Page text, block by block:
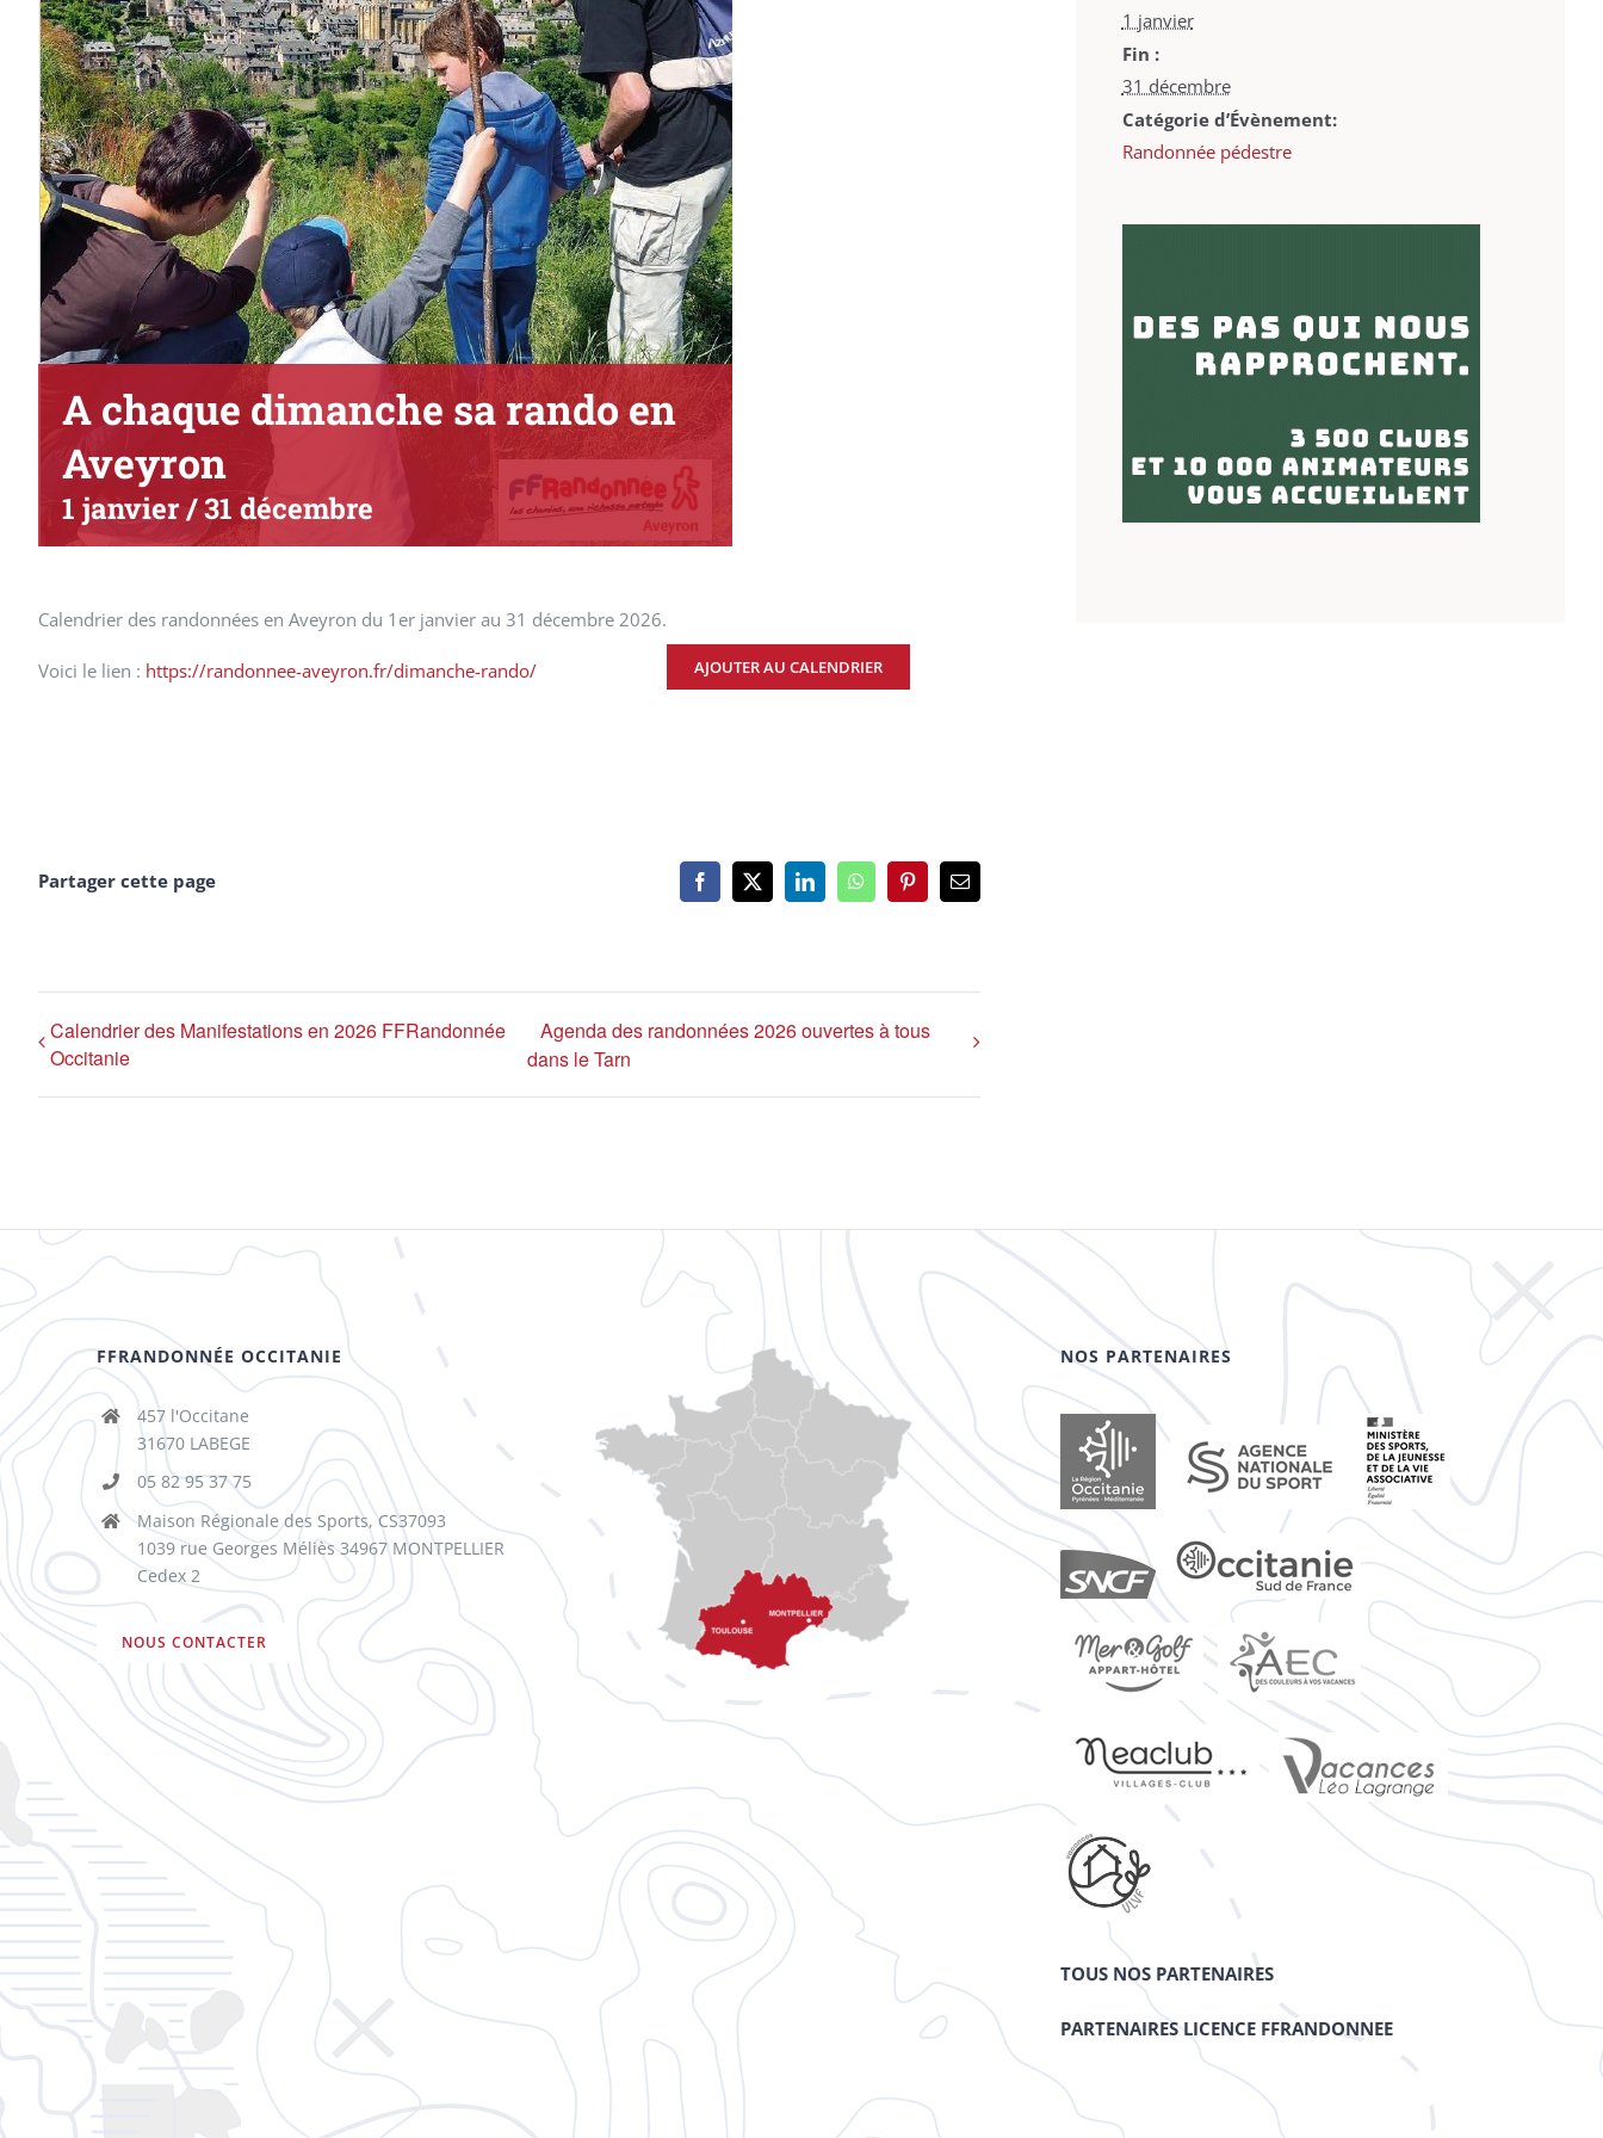
A chaque dimanche sa rando en
Aveyron
1 janvier/31 décembre
Calendrier des randonnées en Aveyron du 1er janvier au 31 décembre 2026.
Voici le lien : https://randonnee-aveyron.fr/dimanche-rando/ AJOUTER AU CALENDRIER
Partager cette page Facebook
X LinkedInWhatsAppPinterestEmail
Calendrier des Manifestations en 2026 FFRandonnée
Occitanie
Agenda des randonnées 2026 ouvertes à tous
dans le Tarn
1 janvier
Fin :
31 décembre
Catégorie d’Évènement:
Randonnée pédestre
FFRANDONNÉE OCCITANIE
457 l'Occitane
31670 LABEGE
05 82 95 37 75
Maison Régionale des Sports, CS37093
1039 rue Georges Méliès 34967 MONTPELLIER
Cedex 2
NOUS CONTACTER
NOS PARTENAIRES
TOUS NOS PARTENAIRES
PARTENAIRES LICENCE FFRANDONNEE